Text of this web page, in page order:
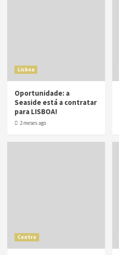
Lisboa
Oportunidade: a
Seaside está a contratar
para LISBOA!
2 meses ago
Centro